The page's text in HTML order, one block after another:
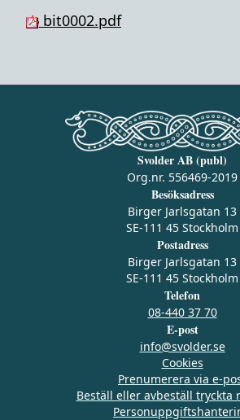
bit0002.pdf
Svolder AB (publ)
Org.nr. 556469-2019
Besöksadress
Birger Jarlsgatan 13
SE-111 45 Stockholm
Postadress
Birger Jarlsgatan 13
SE-111 45 Stockholm
Telefon
08-440 37 70
E-post
info@svolder.se
Cookies
Prenumerera via
Beställ eller avbeställ tryckta